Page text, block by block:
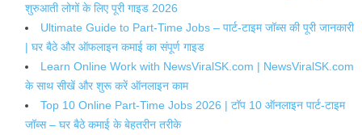
शुरुआती लोगों के लिए पूरी गाइड 2026
Ultimate Guide to Part-Time Jobs – पार्ट-टाइम जॉब्स की पूरी जानकारी
| घर बैठे और ऑफलाइन कमाई का संपूर्ण गाइड
Learn Online Work with NewsViralSK.com | NewsViralSK.com
के साथ सीखें और शुरू करें ऑनलाइन काम
Top 10 Online Part-Time Jobs 2026 | टॉप 10 ऑनलाइन पार्ट-टाइम
जॉब्स – घर बैठे कमाई के बेहतरीन तरीके